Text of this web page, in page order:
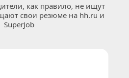
как правило, не ищут
свои резюме на hh.ru и
SuperJob